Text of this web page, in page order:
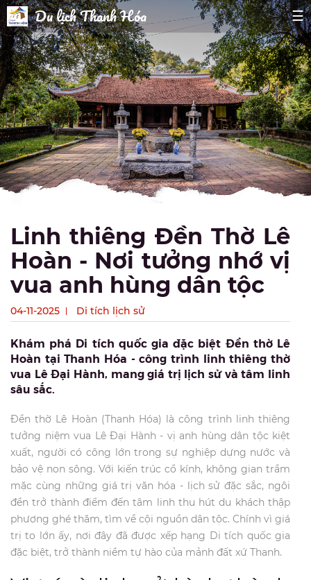
☰
Du lịch Thanh Hóa
Linh thiêng Đền Thờ Lê
Hoàn - Nơi tưởng nhớ vị
vua anh hùng dân tộc
04-11-2025 Di tích lịch sử
Khám phá Di tích quốc gia đặc biệt Đền thờ Lê
Hoàn tại Thanh Hóa - công trình linh thiêng thờ
vua Lê Đại Hành, mang giá trị lịch sử và tâm linh
sâu sắc.
Đền thờ Lê Hoàn (Thanh Hóa) là công trình linh thiêng
tưởng niệm vua Lê Đại Hành - vị anh hùng dân tộc kiệt
xuất, người có công lớn trong sự nghiệp dựng nước và
bảo vệ non sông. Với kiến trúc cổ kính, không gian trầm
mặc cùng những giá trị văn hóa - lịch sử đặc sắc, ngôi
đền trở thành điểm đến tâm linh thu hút du khách thập
phương ghé thăm, tìm về cội nguồn dân tộc. Chính vì giá
trị to lớn ấy, nơi đây đã được xếp hạng Di tích quốc gia
đặc biệt, trở thành niềm tự hào của mảnh đất xứ Thanh.